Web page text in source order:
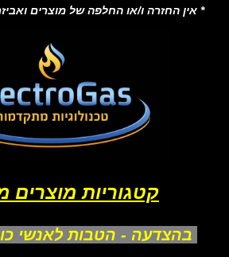
* אין החזרה ו/או החלפה של מוצרים
קטגוריות מוצרים
בהצדעה - הטבות לאנשי